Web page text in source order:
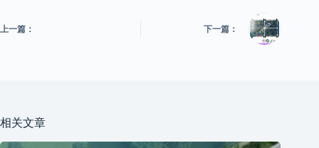
上一篇： 下一篇：
相关文章